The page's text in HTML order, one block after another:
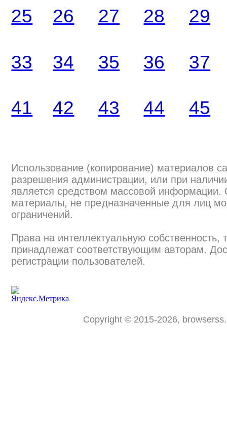
25 26 27 29
28
33 34 35 36 37
41 42 43 44 45
Использование (копирование) материалов
разрешения администрации, или при
является средством массовой информации.
материалы, не предназначенные для лиц
ограничений.
Права на интеллектуальную собственность,
принадлежат соответствующим авторам.
регистрации пользователей.
Copyright © 2015-2026,